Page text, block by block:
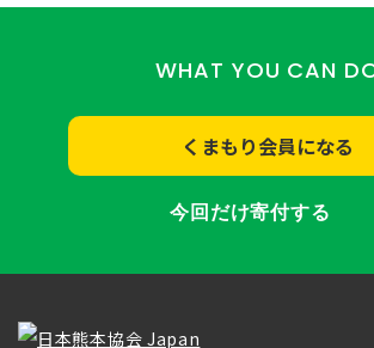
WHAT YOU CAN
くまもり会員になる
今回だけ寄付する